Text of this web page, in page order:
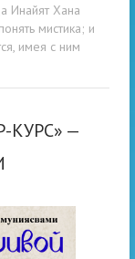
Инайят Хана
мистика; и
имея с ним
КУРС» —